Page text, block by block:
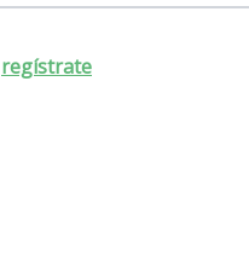
regístrate